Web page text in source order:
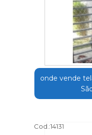
onde vende
Cod.:14131